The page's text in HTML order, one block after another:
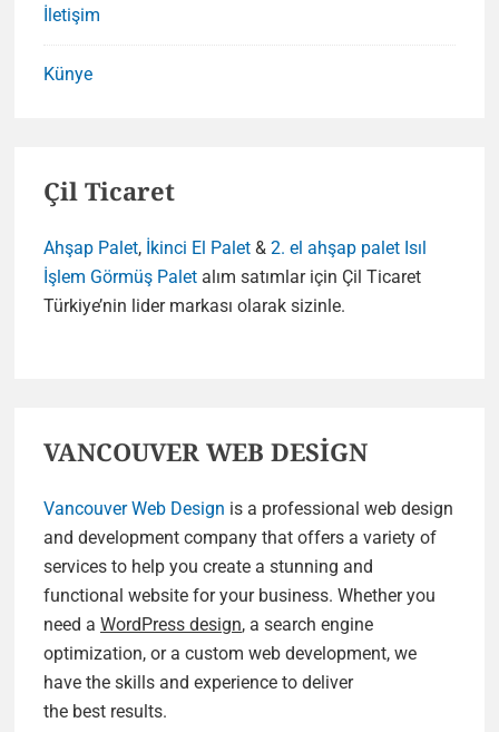
İletişim
Künye
Çil Ticaret
Ahşap Palet, İkinci El Palet & 2. el ahşap palet Isıl
İşlem Görmüş Palet alım satımlar için Çil Ticaret
Türkiye’nin lider markası olarak sizinle.
VANCOUVER WEB DESİGN
Vancouver Web Design is a professional web design
and development company that offers a variety of
services to help you create a stunning and
functional website for your business. Whether you
need a WordPress design, a search engine
optimization, or a custom web development, we
have the skills and experience to deliver
the best results.